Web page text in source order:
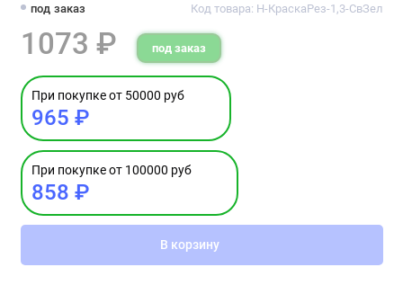
под заказ Код товара: Н-КраскаРез-1,3-СвЗел
1073 ₽ под заказ
При покупке от 50000 руб
965 ₽
При покупке от 100000 руб
858 ₽
В корзину